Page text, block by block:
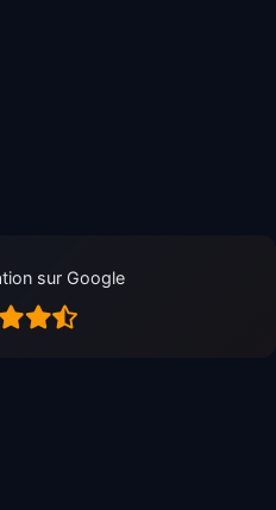
sur Google